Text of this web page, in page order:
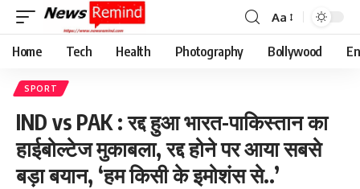
Font
Resizer
Aa
Home Tech Health Photography Bollywood
SPORT
IND vs PAK : रद्द हुआ भारत-पाकिस्तान का
हाईबोल्टेज मुकाबला, रद्द होने पर आया सबसे
बड़ा बयान, ‘हम किसी के इमोशंस से..’